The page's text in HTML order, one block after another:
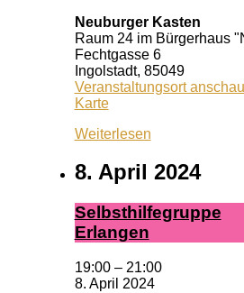
Neuburger Kasten
Raum 24 im Bürgerhaus
Fechtgasse 6
Ingolstadt, 85049
Veranstaltungsort
KarteNeuburger
Weiterlesen
8. April 2024
Selbst­hil­fe­grup­pe
Er­lan­gen
19:00 – 21:00
8. April 2024